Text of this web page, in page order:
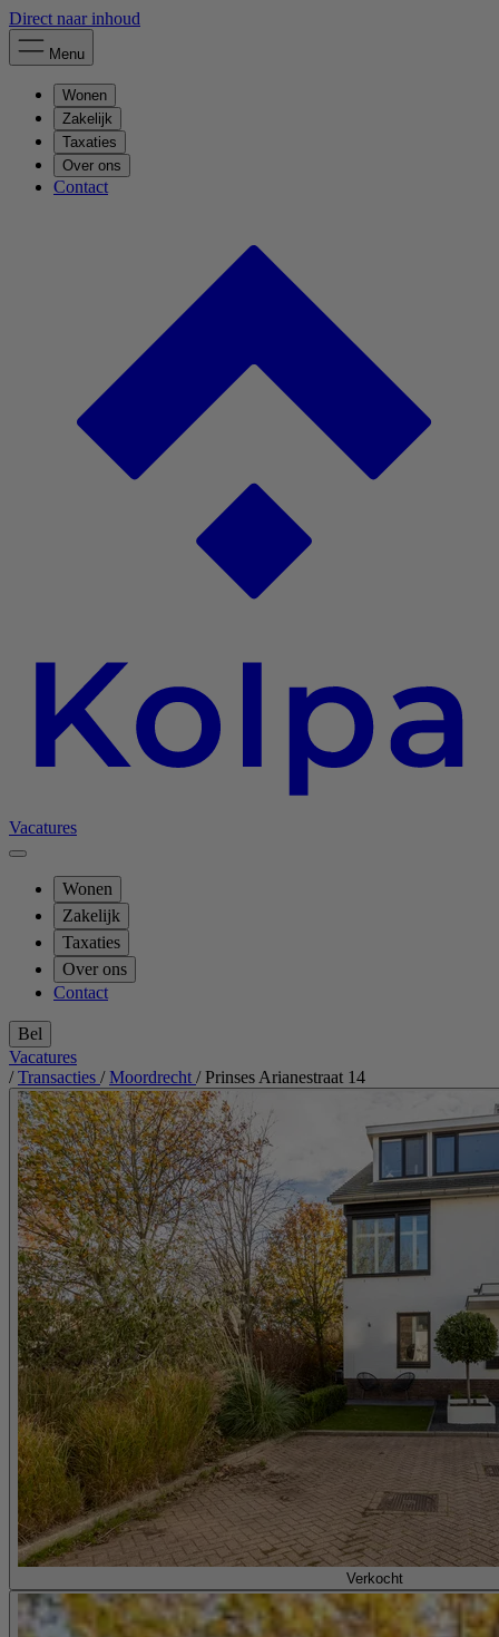
Direct naar inhoud
Menu
Wonen
Zakelijk
Taxaties
Over ons
Contact
Vacatures
Wonen
Zakelijk
Taxaties
Over ons
Contact
Bel
Vacatures
/ Transacties / Moordrecht / Prinses Arianestraat 14
Verkocht